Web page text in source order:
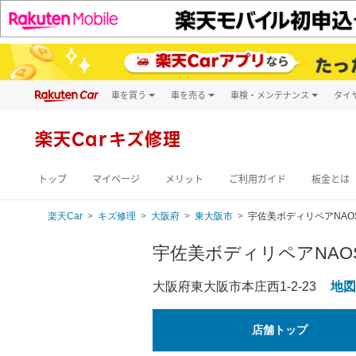
車を買う
新車
車を売る 車検・メンテナンス タイ
楽天Carキズ修理
トップ マイページ メリット ご利用ガイド 板金とは
楽天Car キズ修理 大阪府 東大阪市 宇佐美ボディリペア
宇佐美ボディリペア
大阪府東大阪市本庄西1-2-23 地
店舗トップ